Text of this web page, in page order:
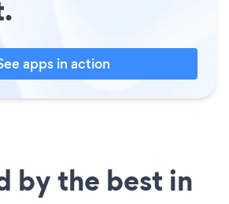
apps in action
by the best in